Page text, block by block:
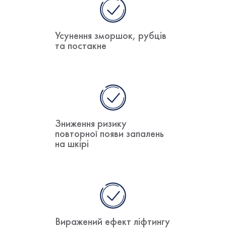
Усунення зморшок, рубців
та постакне
Зниження ризику
повторної появи запалень
на шкірі
Виражений ефект ліфтингу